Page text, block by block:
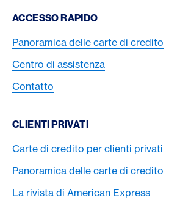
Footer Navigation
ACCESSO RAPIDO
Panoramica delle carte di credito
Centro di assistenza
Contatto
CLIENTI PRIVATI
Carte di credito per clienti privati
Panoramica delle carte di credito
La rivista di American Express